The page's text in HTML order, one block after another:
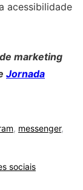
acessibilidade
marketing
Jornada
, messenger,
sociais